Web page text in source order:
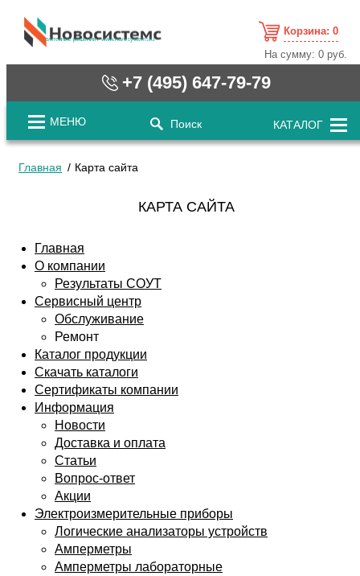
cистемные решения / www.novosystems.ru
Корзина: 0
На сумму:0 руб.
+7 (495) 647-79-79
МЕНЮ Поиск КАТАЛОГ
Главная Карта сайта
КАРТА САЙТА
Главная
О компании
Результаты СОУТ
Сервисный центр
Обслуживание
Ремонт
Каталог продукции
Скачать каталоги
Сертификаты компании
Информация
Новости
Доставка и оплата
Статьи
Вопрос-ответ
Акции
Электроизмерительные приборы
Логические анализаторы устройств
Амперметры
Амперметры лабораторные